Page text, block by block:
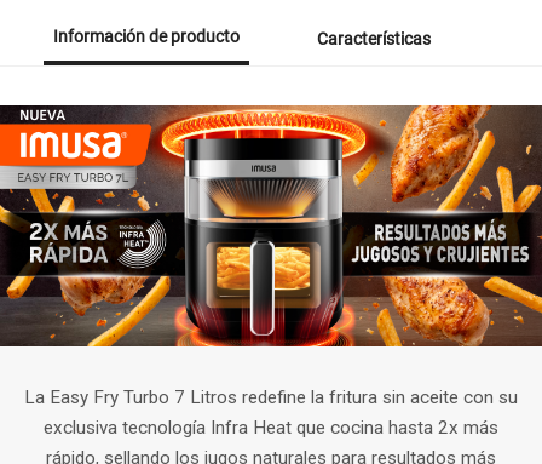
Información de producto Características